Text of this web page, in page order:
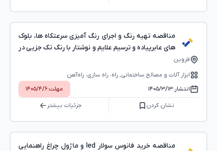
مناقصه تهیه رنگ و اجرای رنگ آمیزی سرعتکاه ها، بلوک
های عابرپیاده و ترسیم علایم و نوشتار با رنگ تک جزیی در
قزوینقزوین
ابزار آلات و مصالح ساختمانی, راه، راه‌ سازی، راه‌آهن
انتشار:۱۴۰۵/۳/۱۳ مهلت:۱۴۰۵/۴/۶
نشان کردن جزئیات بیشتر
مناقصه خرید فانوس سولار led و ماژول چراغ راهنمایی